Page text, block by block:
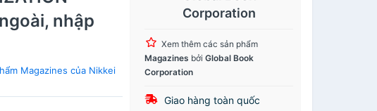
nhập
Magazines của Nikkei
Corporation
Xem thêm các sản phẩm
Magazines bởiGlobal Book
Corporation
Giao hàng toàn quốc